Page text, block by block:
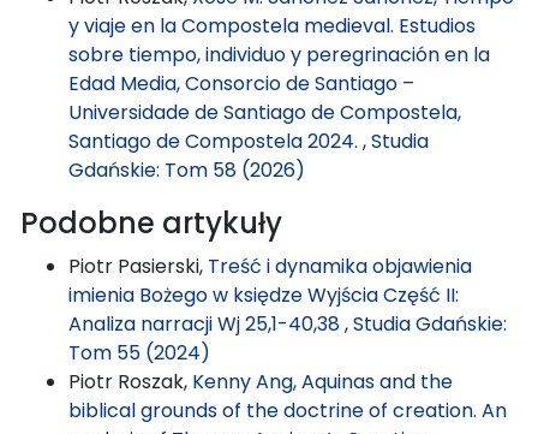
y viaje en la Compostela medieval. Estudios
sobre tiempo, individuo y peregrinación en la
Edad Media, Consorcio de Santiago –
Universidade de Santiago de Compostela,
Santiago de Compostela 2024. ,Studia
Gdańskie: Tom 58 (2026)
Podobne artykuły
Piotr Pasierski, Treść i dynamika objawienia
imienia Bożego w księdze Wyjścia Część II:
Analiza narracji Wj 25,1-40,38,Studia Gdańskie:
Tom 55 (2024)
Piotr Roszak, Kenny Ang, Aquinas and the
biblical grounds of the doctrine of creation. An